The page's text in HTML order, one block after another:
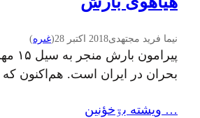
نیما فرید مجتهدی2018 اکتبر 28 (غىره)
بحران در ایران است. هم‌اکنون
… ويشته بۊخؤنين